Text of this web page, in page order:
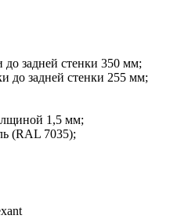
до задней стенки 350 мм;
до задней стенки 255 мм;
1,5 мм;
(RAL 7035);